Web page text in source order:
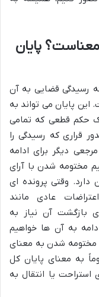
پایان
رسیدگی قضایی به آن
این پایان می تواند به
حکم قطعی که تمامی
قراری که رسیدگی را
دیگر برای ادامه
مختومه شدن با آرای
دارد. وقتی پرونده ای
عادی مانند
بازگشت آن نیاز به
به آن ها خواهیم
مختومه شدن به معنای
به معنای پایان کل
یا انتقال به